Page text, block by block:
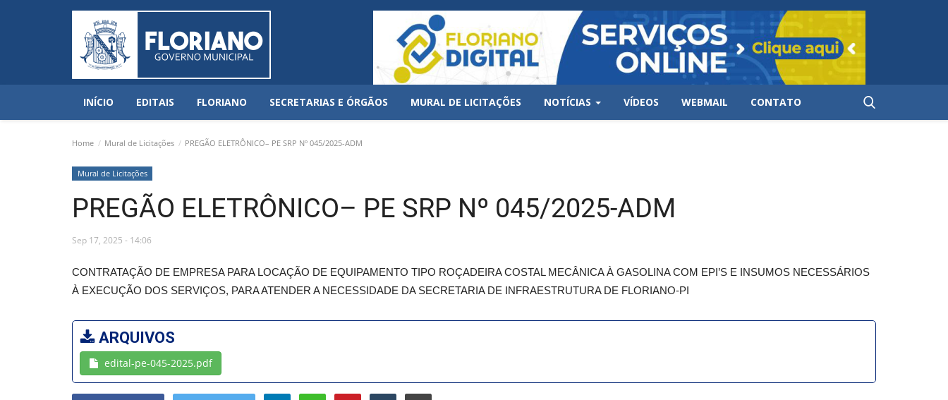
INÍCIO EDITAIS FLORIANO SECRETARIAS E ÓRGÃOS MURAL DE LICITAÇÕES NOTÍCIAS VÍDEOS WEBMAIL CONTATO
Home Mural de Licitações PREGÃO ELETRÔNICO– PE SRP Nº 045/2025-ADM
Mural de Licitações
PREGÃO ELETRÔNICO– PE SRP Nº 045/2025-ADM
Sep 17, 2025 - 14:06
CONTRATAÇÃO DE EMPRESA PARA LOCAÇÃO DE EQUIPAMENTO TIPO ROÇADEIRA COSTAL MECÂNICA À GASOLINA COM EPI’S E INSUMOS NECESSÁRIOS
À EXECUÇÃO DOS SERVIÇOS, PARA ATENDER A NECESSIDADE DA SECRETARIA DE INFRAESTRUTURA DE FLORIANO-PI
ARQUIVOS
edital-pe-045-2025.pdf